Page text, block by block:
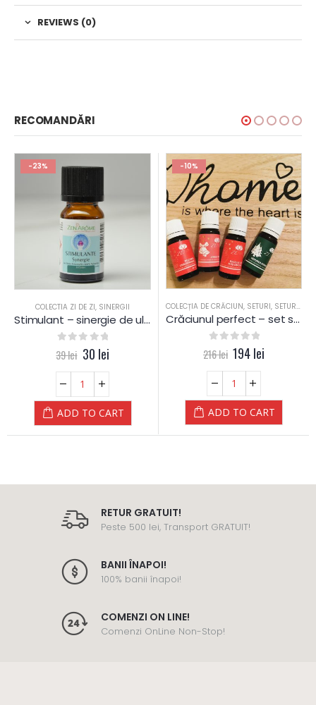
REVIEWS (0)
RECOMANDĂRI
-23%
COLECTIA ZI DE ZI, SINERGII
Stimulant – sinergie de uleiuri esențiale
out of 5
39lei 30 lei
ADD TO CART
-10%
COLECȚIA DE CRĂCIUN, SETURI, SETURI PENTRU TOȚI
Crăciunul perfect – set sinergii uleiuri esențiale – set uleiuri aromaterapie
out of 5
216lei 194lei
ADD TO CART
RETUR GRATUIT!
Peste 500 lei, Transport GRATUIT!
BANII ÎNAPOI!
100% banii înapoi!
COMENZI ON LINE!
Comenzi OnLine Non-Stop!